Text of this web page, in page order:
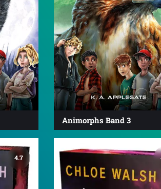
Animorphs Band 3
4.7